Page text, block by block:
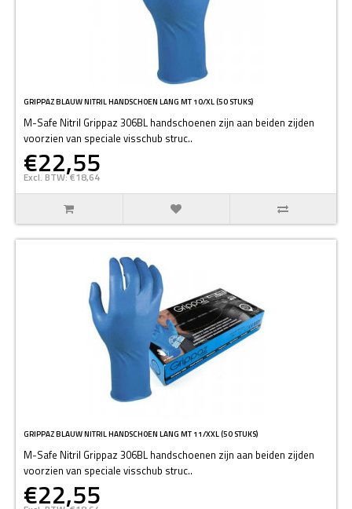
GRIPPAZ BLAUW NITRIL HANDSCHOEN LANG MT 10/XL (50 STUKS)
M-Safe Nitril Grippaz 306BL handschoenen zijn aan beiden zijden
voorzien van speciale visschub struc..
€22,55
Excl. BTW: €18,64
GRIPPAZ BLAUW NITRIL HANDSCHOEN LANG MT 11/XXL (50 STUKS)
M-Safe Nitril Grippaz 306BL handschoenen zijn aan beiden zijden
voorzien van speciale visschub struc..
€22,55